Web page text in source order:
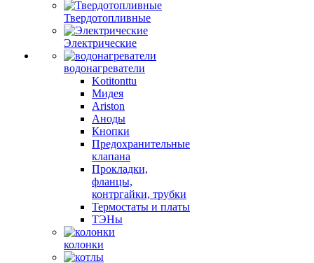
Твердотопливные
Электрические
водонагреватели
Kotitonttu
Мидея
Ariston
Аноды
Кнопки
Предохранительные
клапана
Прокладки,
фланцы,
контргайки, трубки
Термостаты и платы
ТЭНы
колонки